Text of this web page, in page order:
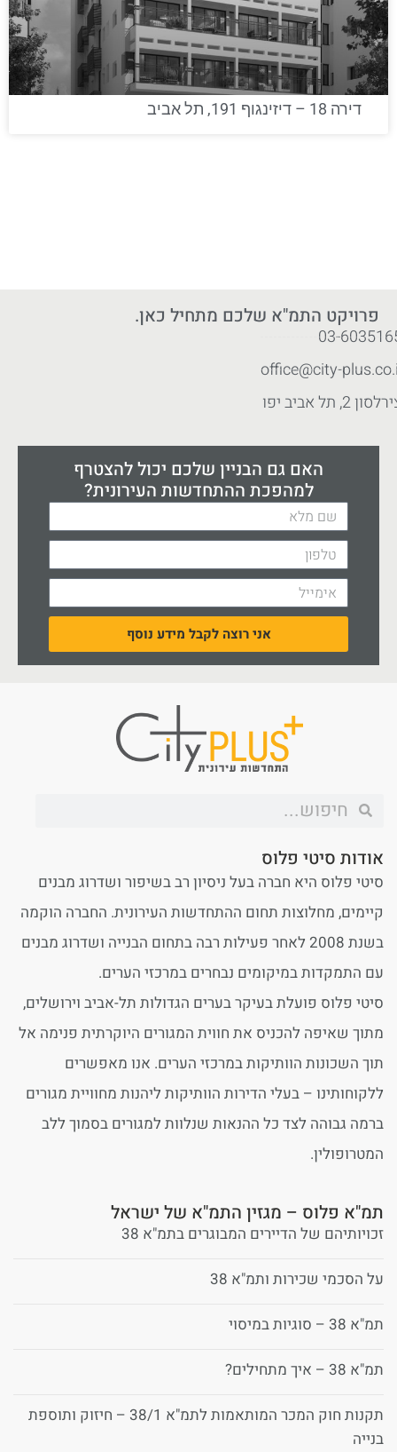
דירה 18 – דיזינגוף 191, תל אביב
פרויקט התמ"א שלכם מתחיל כאן.
03-
office@city-
2, תל אביב יפו
האם גם הבניין שלכם יכול להצטרף
למהפכת ההתחדשות העירונית?
אני רוצה לקבל מידע נוסף
אודות סיטי פלוס
סיטי פלוס היא חברה בעל ניסיון רב בשיפור ושדרוג מבנים
קיימים, מחלוצות תחום ההתחדשות העירונית. החברה הוקמה
בשנת 2008 לאחר פעילות רבה בתחום הבנייה ושדרוג מבנים
עם התמקדות במיקומים נבחרים במרכזי הערים.
סיטי פלוס פועלת בעיקר בערים הגדולות תל-אביב וירושלים,
מתוך שאיפה להכניס את חווית המגורים היוקרתית פנימה אל
תוך השכונות הוותיקות במרכזי הערים. אנו מאפשרים
ללקוחותינו – בעלי הדירות הוותיקות ליהנות מחוויית מגורים
ברמה גבוהה לצד כל ההנאות שנלוות למגורים בסמוך ללב
המטרופולין.
תמ"א פלוס – מגזין התמ"א של ישראל
זכויותיהם של הדיירים המבוגרים בתמ"א 38
על הסכמי שכירות ותמ"א 38
תמ"א 38 – סוגיות במיסוי
תמ"א 38 – איך מתחילים?
תקנות חוק המכר המותאמות לתמ"א 38/1 – חיזוק ותוספת
בנייה